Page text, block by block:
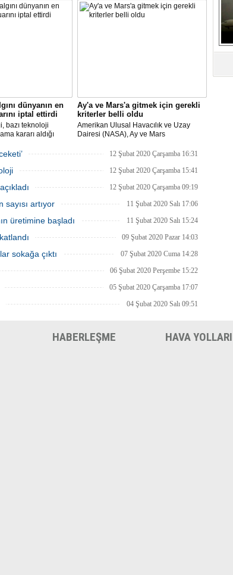
Arçelik üretti.
Savunma
dünyanın en
iptal ettirdi
bazı teknoloji
kararı aldığı
Ay'a ve Mars'a gitmek için gerekli
kriterler belli oldu
Amerikan Ulusal Havacılık ve Uzay
Dairesi (NASA), Ay ve Mars
için ilan verdi.12 Şubat 2020 Çarşamba 16:31
12 Şubat 2020 Çarşamba 15:41
12 Şubat 2020 Çarşamba 09:19
artıyor 11 Şubat 2020 Salı 17:06
üretimine başladı 11 Şubat 2020 Salı 15:24
09 Şubat 2020 Pazar 14:03
sokağa çıktı 07 Şubat 2020 Cuma 14:28
06 Şubat 2020 Perşembe 15:22
05 Şubat 2020 Çarşamba 17:07
04 Şubat 2020 Salı 09:51
HABERLEŞME HAVA YOLLARI